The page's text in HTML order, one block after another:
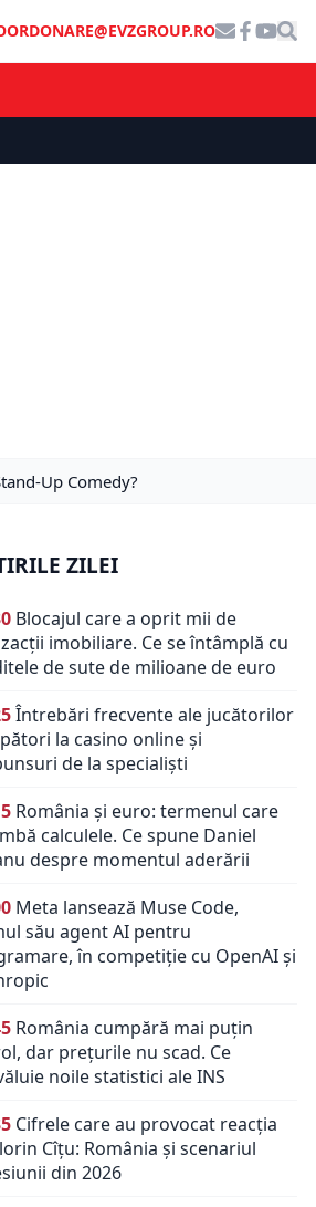
Up Comedy?
ZILEI
Blocajul care a oprit mii de
imobiliare. Ce se întâmplă cu
de sute de milioane de euro
Întrebări frecvente ale jucătorilor
la casino online și
de la specialiști
România și euro: termenul care
calculele. Ce spune Daniel
despre momentul aderării
Meta lansează Muse Code,
său agent AI pentru
în competiție cu OpenAI și
România cumpără mai puțin
dar prețurile nu scad. Ce
noile statistici ale INS
Cifrele care au provocat reacția
Cîțu: România și scenariul
din 2026